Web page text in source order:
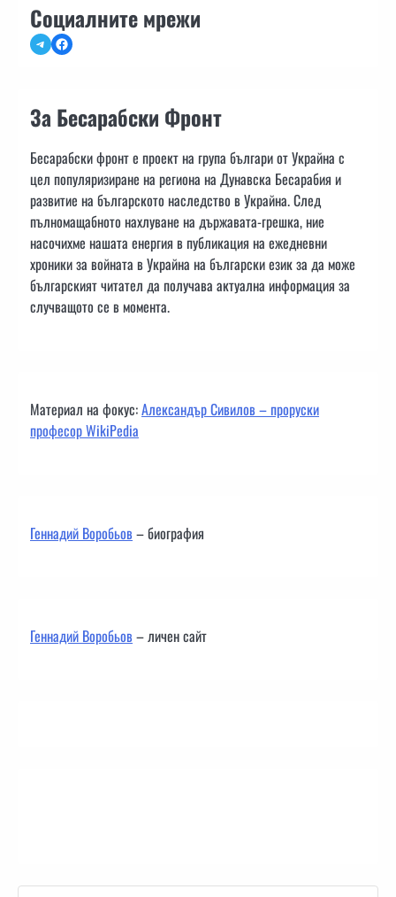
Социалните мрежи
TelegramFacebook
За Бесарабски Фронт
Бесарабски фронт е проект на група българи от Украйна с
цел популяризиране на региона на Дунавска Бесарабия и
развитие на българското наследство в Украйна. След
пълномащабното нахлуване на държавата-грешка, ние
насочихме нашата енергия в публикация на ежедневни
хроники за войната в Украйна на български език за да може
българският читател да получава актуална информация за
случващото се в момента.
Материал на фокус:Александър Сивилов – проруски
професор WikiPedia
Геннадий Воробьов– биография
Геннадий Воробьов– личен сайт